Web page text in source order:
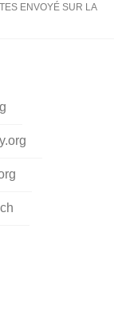
ENVOYÉ SUR LA